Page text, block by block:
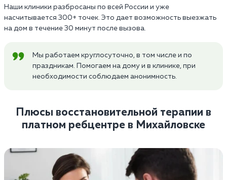
Наши клиники разбросаны по всей России и уже
насчитывается 300+ точек. Это дает возможность выезжать
на дом в течение 30 минут после вызова.
Мы работаем круглосуточно, в том числе и по
праздникам. Помогаем на дому и в клинике, при
необходимости соблюдаем анонимность.
Плюсы восстановительной терапии в
платном ребцентре в Михайловске